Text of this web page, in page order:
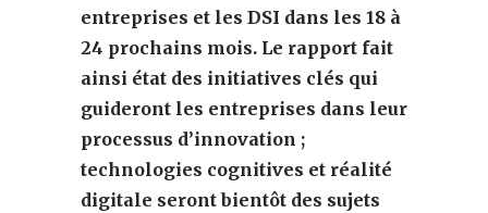
entreprises et les DSI dans les 18 à
24 prochains mois. Le rapport fait
ainsi état des initiatives clés qui
guideront les entreprises dans leur
processus d’innovation ;
technologies cognitives et réalité
digitale seront bientôt des sujets